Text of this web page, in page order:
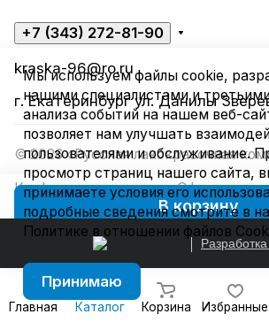
В корзину
Главная Каталог Корзина Избранные
+7 (343) 272-81-90
kraska-96@ro.ru
г. Екатеринбург ул. Данилы
© 2026 «Русская лакокрасочная
Конфиденциальность
Оферта
Мы используем файлы cookie,
нашими специалистами и
анализа событий на нашем веб-
позволяет нам улучшать
пользователями и обслуживание.
просмотр страниц нашего сайта,
принимаете условия его
подробные сведения смотрите в
Политике в отношении файлов
Принимаю